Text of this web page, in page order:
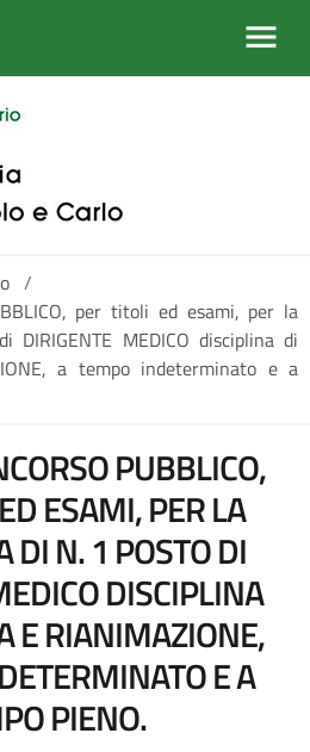
/
per titoli ed esami, per la
MEDICO disciplina di
a tempo indeterminato e a
PUBBLICO,
ESAMI, PER LA
DI N. 1 POSTO DI
DISCIPLINA
E RIANIMAZIONE,
E A
PIENO.